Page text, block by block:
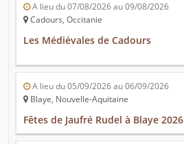
A lieu du 07/08/2026 au 09/08/2026
Cadours, Occitanie
Les Médiévales de Cadours
A lieu du 05/09/2026 au 06/09/2026
Blaye, Nouvelle-Aquitaine
Fêtes de Jaufré Rudel à Blaye 2026